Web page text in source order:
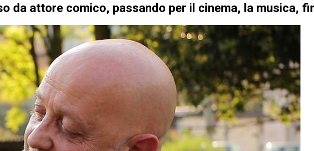
da attore comico, passando per il cinema, la musica,